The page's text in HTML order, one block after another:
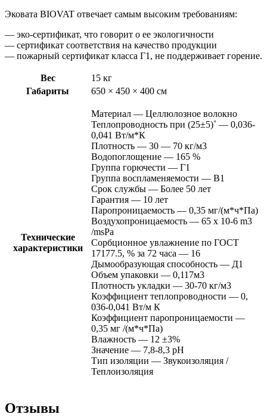
Эковата BIOVAT отвечает самым высоким требованиям:
— эко-сертификат, что говорит о ее экологичности
— сертификат соответствия на качество продукции
— пожарный сертификат класса Г1, не поддерживает горение.
Вес
15 кг
Габариты
650 × 450 × 400 см
Технические
характеристики
Материал — Целлюлозное волокно
Теплопроводность при (25±5)˚ — 0,036-
0,041 Вт/м*К
Плотность — 30 — 70 кг/м3
Водопоглощение — 165 %
Группа горючести — Г1
Группа воспламеняемости — B1
Срок службы — Более 50 лет
Гарантия — 10 лет
Паропроницаемость — 0,35 мг/(м*ч*Па)
Воздухопроницаемость — 65 х 10-6 m3
/msPa
Сорбционное увлажнение по ГОСТ
17177.5, % за 72 часа — 16
Дымообразующая способность — Д1
Объем упаковки — 0,117м3
Плотность укладки — 30-70 кг/м3
Коэффициент теплопроводности — 0,
036-0,041 Вт/м К
Коэффициент паропроницаемости —
0,35 мг /(м*ч*Па)
Влажность — 12 ±3%
Значение — 7,8-8,3 pH
Тип изоляции — Звукоизоляция /
Теплоизоляция
Отзывы